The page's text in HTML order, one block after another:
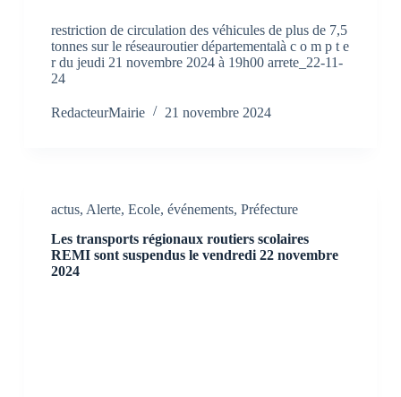
restriction de circulation des véhicules de plus de 7,5
tonnes sur le réseauroutier départementalà c o m p t e
r du jeudi 21 novembre 2024 à 19h00 arrete_22-11-
24
RedacteurMairie 21 novembre 2024
actus, Alerte, Ecole, événements, Préfecture
Les transports régionaux routiers scolaires
REMI sont suspendus le vendredi 22 novembre
2024